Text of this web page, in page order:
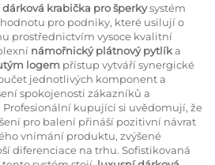
krabička pro šperkysystém
pro podniky, které usilují o
prostřednictvím vysoce kvalitní
námořnický plátnový pytlíka
logem přístup vytváří synergické
jednotlivých komponent a
spokojenosti zákazníků a
Profesionální kupující si uvědomují, že
pro balení přináší pozitivní návrat
vnímání produktu, zvýšené
diferenciace na trhu. Sofistikovaná